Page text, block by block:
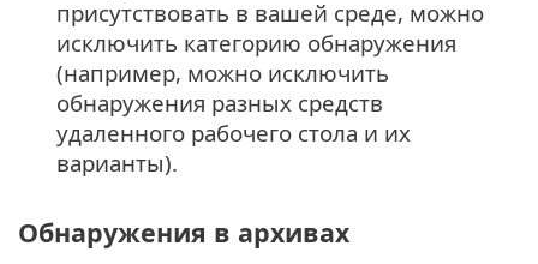
присутствовать в вашей среде, можно
исключить категорию обнаружения
(например, можно исключить
обнаружения разных средств
удаленного рабочего стола и их
варианты).
Обнаружения в архивах